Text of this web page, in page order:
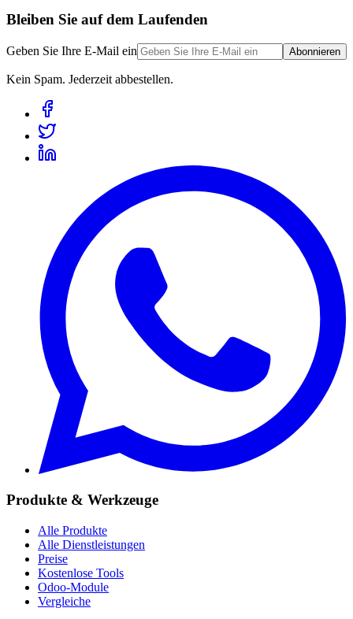
Bleiben Sie auf dem Laufenden
Geben Sie Ihre E-Mail ein Abonnieren
Kein Spam. Jederzeit abbestellen.
Produkte & Werkzeuge
Alle Produkte
Alle Dienstleistungen
Preise
Kostenlose Tools
Odoo-Module
Vergleiche